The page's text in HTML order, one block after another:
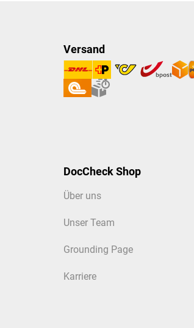
Versand
DocCheck Shop
Über uns
Unser Team
Grounding Page
Karriere